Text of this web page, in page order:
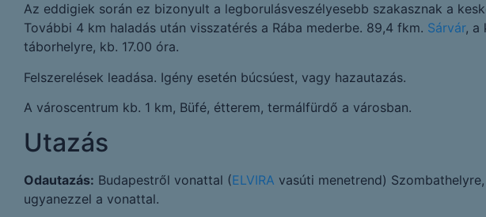
Az eddigiek során ez bizonyult a legborulásveszélyesebb szakasznak a
További 4 km haladás után visszatérés a Rába mederbe. 89,4 fkm. Sárvár, a
táborhelyre, kb. 17.00 óra.
Felszerelések leadása. Igény esetén búcsúest, vagy hazautazás.
A városcentrum kb. 1 km, Büfé, étterem, termálfürdő a városban.
Utazás
Odautazás: Budapestről vonattal (ELVIRA vasúti menetrend)
ugyanezzel a vonattal.